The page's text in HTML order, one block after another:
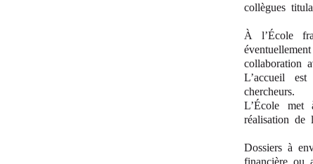
collègues
À l’École
collaboration
L’accueil
chercheurs.
L’École met
réalisation de
Dossiers à
financière ou